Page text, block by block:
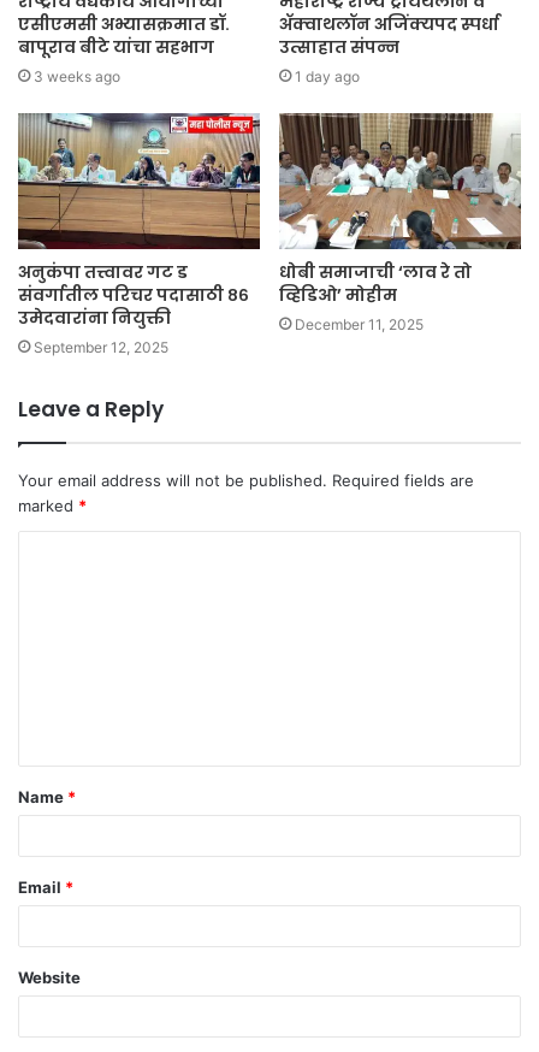
एसीएमसी अभ्यासक्रमात डॉ.
बापूराव बीटे यांचा सहभाग
3 weeks ago
ॲक्वाथलॉन अजिंक्यपद स्पर्धा
उत्साहात संपन्न
1 day ago
अनुकंपा तत्त्वावर गट ड
संवर्गातील परिचर पदासाठी ८६
उमेदवारांना नियुक्ती
September 12, 2025
धोबी समाजाची ‘लाव रे तो
व्हिडिओ’ मोहीम
December 11, 2025
Leave a Reply
Your email address will not be published. Required fields are
marked *
t
*
Name *
Email *
Website